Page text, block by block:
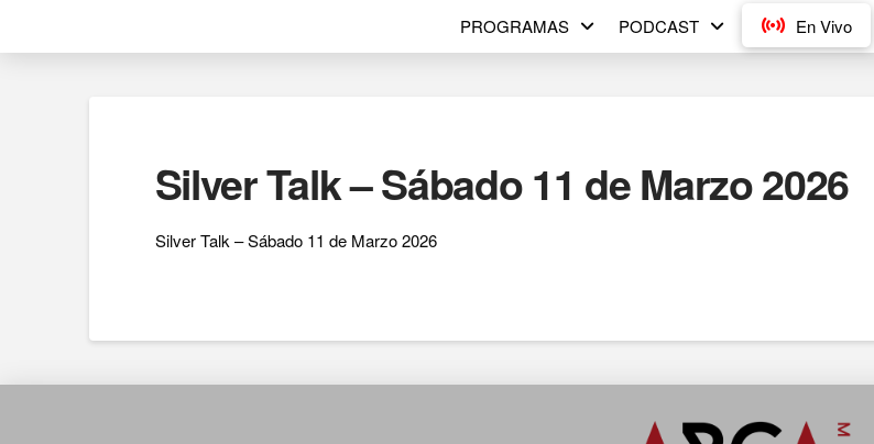
PROGRAMAS PODCAST En Vivo
Silver Talk – Sábado 11 de Marzo 2026
Silver Talk – Sábado 11 de Marzo 2026